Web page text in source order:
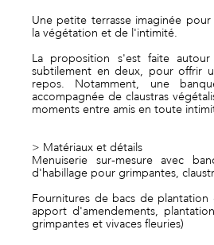
Une petite terrasse imaginée
la végétation et de l'intimité.
La proposition s'est faite
subtilement en deux, pour offrir
repos. Notamment, une
accompagnée de claustras
moments entre amis en toute
> Matériaux et détails
Menuiserie sur-mesure avec
d'habillage pour grimpantes,
Fournitures de bacs de plantation
apport d'amendements,
grimpantes et vivaces fleuries)